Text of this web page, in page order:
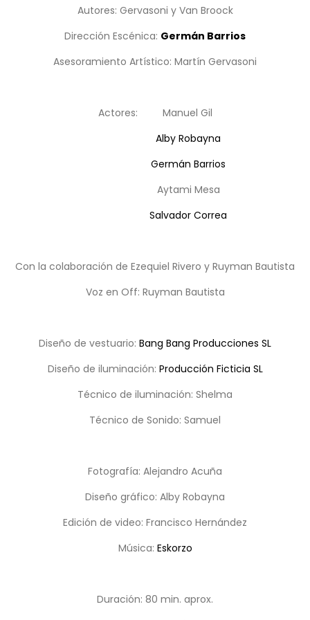
Autores: Gervasoni y Van Broock
Dirección Escénica: Germán Barrios
Asesoramiento Artístico: Martín Gervasoni
Actores: Manuel Gil
Alby Robayna
Germán Barrios
Aytami Mesa
Salvador Correa
Con la colaboración de Ezequiel Rivero y Ruyman Bautista
Voz en Off: Ruyman Bautista
Diseño de vestuario: Bang Bang Producciones SL
Diseño de iluminación: Producción Ficticia SL
Técnico de iluminación: Shelma
Técnico de Sonido: Samuel
Fotografía: Alejandro Acuña
Diseño gráfico: Alby Robayna
Edición de video: Francisco Hernández
Música: Eskorzo
Duración: 80 min. aprox.